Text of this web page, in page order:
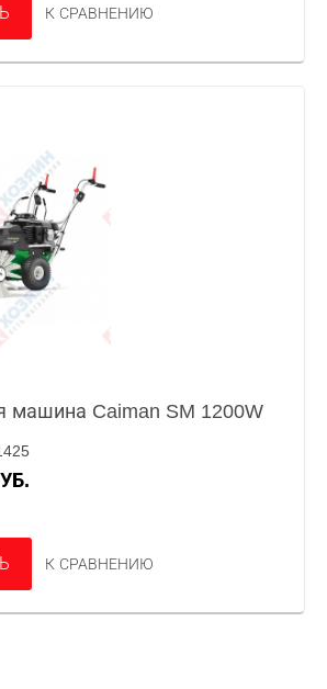
К СРАВНЕНИЮ
машина Caiman SM 1200W
К СРАВНЕНИЮ